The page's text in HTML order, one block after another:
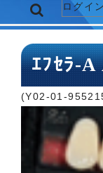
ログイ
トップページ
歯科関連機器
術野撮影キット
ｴﾌｾﾗ-A
(Y02-01-